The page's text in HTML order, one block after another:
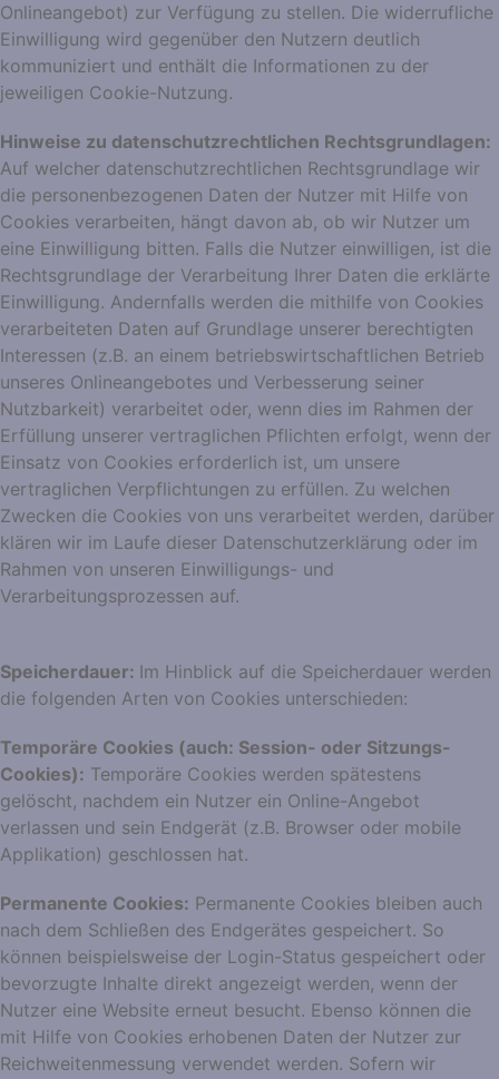
Onlineangebot) zur Verfügung zu stellen. Die widerrufliche
Einwilligung wird gegenüber den Nutzern deutlich
kommuniziert und enthält die Informationen zu der
jeweiligen Cookie-Nutzung.
Hinweise zu datenschutzrechtlichen Rechtsgrundlagen:
Auf welcher datenschutzrechtlichen Rechtsgrundlage wir
die personenbezogenen Daten der Nutzer mit Hilfe von
Cookies verarbeiten, hängt davon ab, ob wir Nutzer um
eine Einwilligung bitten. Falls die Nutzer einwilligen, ist die
Rechtsgrundlage der Verarbeitung Ihrer Daten die erklärte
Einwilligung. Andernfalls werden die mithilfe von Cookies
verarbeiteten Daten auf Grundlage unserer berechtigten
Interessen (z.B. an einem betriebswirtschaftlichen Betrieb
unseres Onlineangebotes und Verbesserung seiner
Nutzbarkeit) verarbeitet oder, wenn dies im Rahmen der
Erfüllung unserer vertraglichen Pflichten erfolgt, wenn der
Einsatz von Cookies erforderlich ist, um unsere
vertraglichen Verpflichtungen zu erfüllen. Zu welchen
Zwecken die Cookies von uns verarbeitet werden, darüber
klären wir im Laufe dieser Datenschutzerklärung oder im
Rahmen von unseren Einwilligungs- und
Verarbeitungsprozessen auf.
Speicherdauer: Im Hinblick auf die Speicherdauer werden
die folgenden Arten von Cookies unterschieden:
Temporäre Cookies (auch: Session- oder Sitzungs-
Cookies): Temporäre Cookies werden spätestens
gelöscht, nachdem ein Nutzer ein Online-Angebot
verlassen und sein Endgerät (z.B. Browser oder mobile
Applikation) geschlossen hat.
Permanente Cookies: Permanente Cookies bleiben auch
nach dem Schließen des Endgerätes gespeichert. So
können beispielsweise der Login-Status gespeichert oder
bevorzugte Inhalte direkt angezeigt werden, wenn der
Nutzer eine Website erneut besucht. Ebenso können die
mit Hilfe von Cookies erhobenen Daten der Nutzer zur
Reichweitenmessung verwendet werden. Sofern wir